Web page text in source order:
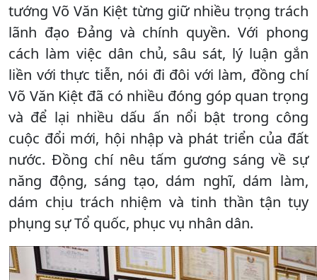
tướng Võ Văn Kiệt từng giữ nhiều trọng trách
lãnh đạo Đảng và chính quyền. Với phong
cách làm việc dân chủ, sâu sát, lý luận gắn
liền với thực tiễn, nói đi đôi với làm, đồng chí
Võ Văn Kiệt đã có nhiều đóng góp quan trọng
và để lại nhiều dấu ấn nổi bật trong công
cuộc đổi mới, hội nhập và phát triển của đất
nước. Đồng chí nêu tấm gương sáng về sự
năng động, sáng tạo, dám nghĩ, dám làm,
dám chịu trách nhiệm và tinh thần tận tụy
phụng sự Tổ quốc, phục vụ nhân dân.